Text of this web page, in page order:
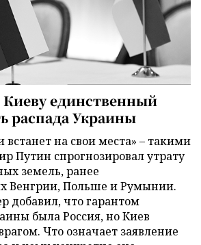
Киеву единственный
распада Украины
встанет на свои места» – такими
Путин спрогнозировал утрату
земель, ранее
Венгрии, Польше и Румынии.
добавил, что гарантом
была Россия, но Киев
Что означает заявление